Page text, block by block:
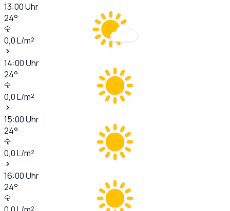
13:00Uhr
24°
0,0L/m²
14:00Uhr
24°
0,0L/m²
15:00Uhr
24°
0,0L/m²
16:00Uhr
24°